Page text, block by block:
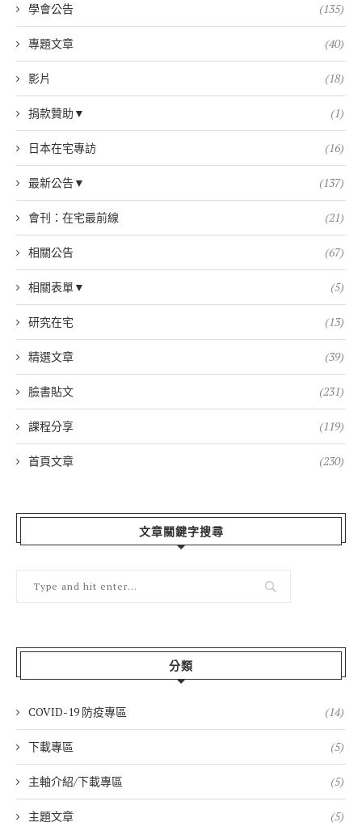
學會公告 (135)
專題文章 (40)
影片 (18)
捐款贊助▼ (1)
日本在宅專訪 (16)
最新公告▼ (137)
會刊：在宅最前線 (21)
相關公告 (67)
相關表單▼ (5)
研究在宅 (13)
精選文章 (39)
臉書貼文 (231)
課程分享 (119)
首頁文章 (230)
文章關鍵字搜尋
分類
COVID-19 防疫專區 (14)
下載專區 (5)
主軸介紹/下載專區 (5)
主題文章 (5)